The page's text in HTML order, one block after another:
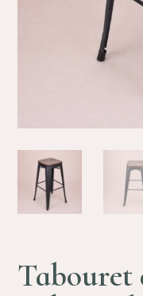
Tabouret